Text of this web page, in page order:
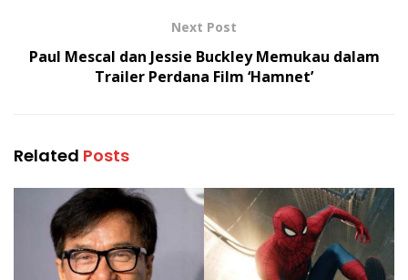
Next Post
Paul Mescal dan Jessie Buckley Memukau dalam
Trailer Perdana Film ‘Hamnet’
Related Posts